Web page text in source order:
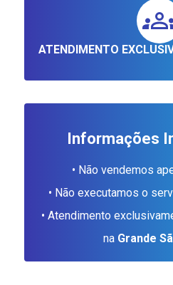
ATENDIMENTO
Informações
• Não vendemos
• Não executamos o
• Atendimento
na Grande